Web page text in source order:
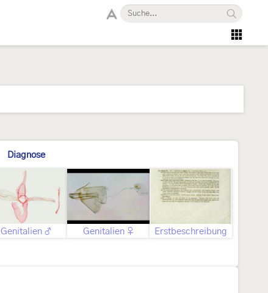
Diagnose
Genitalien ♂ Genitalien ♀ Erstbeschreibung